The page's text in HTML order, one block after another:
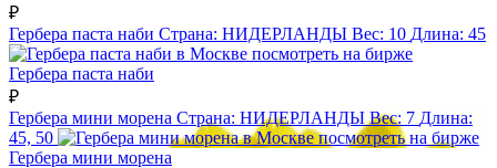
₽
Гербера паста наби Страна: НИДЕРЛАНДЫ Вес: 10 Длина: 45
посмотреть на бирже
Гербера паста наби
₽
Гербера мини морена Страна: НИДЕРЛАНДЫ Вес: 7 Длина:
45, 50
посмотреть на бирже
Гербера мини морена